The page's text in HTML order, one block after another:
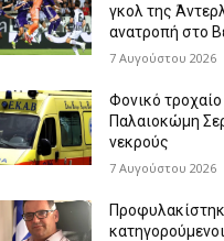
γκολ της
ανατροπή στο
7 Αυγούστου 2026
Φονικό
Παλαιοκώμη
νεκρούς
7 Αυγούστου 2026